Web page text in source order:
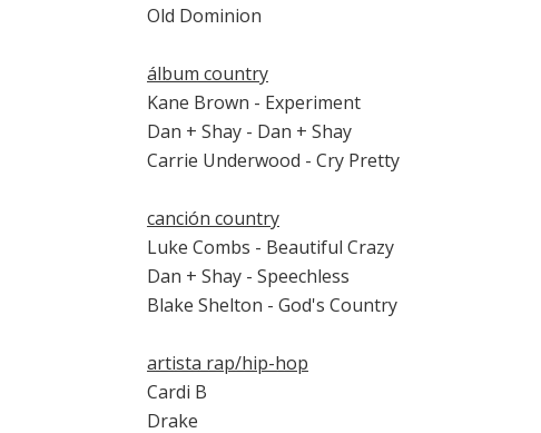
Old Dominion
álbum country
Kane Brown - Experiment
Dan + Shay - Dan + Shay
Carrie Underwood - Cry Pretty
canción country
Luke Combs - Beautiful Crazy
Dan + Shay - Speechless
Blake Shelton - God's Country
artista rap/hip-hop
Cardi B
Drake